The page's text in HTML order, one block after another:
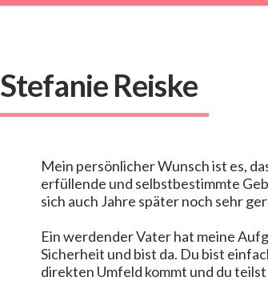
Stefanie Reiske
Mein persönlicher Wunsch ist es,
erfüllende und selbstbestimmte
sich auch Jahre später noch sehr
Ein werdender Vater hat meine
Sicherheit und bist da. Du bist
direkten Umfeld kommt und du